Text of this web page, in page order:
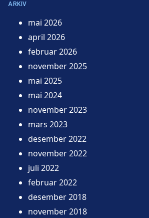
ARKIV
mai 2026
april 2026
februar 2026
november 2025
mai 2025
mai 2024
november 2023
mars 2023
desember 2022
november 2022
juli 2022
februar 2022
desember 2018
november 2018